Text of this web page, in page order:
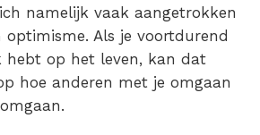
namelijk vaak aangetrokken
Als je voortdurend
hebt op het leven, kan dat
hoe anderen met je omgaan